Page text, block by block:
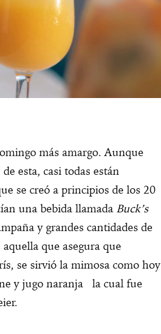
más amargo. Aunque
esta, casi todas están
se creó a principios de los 20
una bebida llamada Buck’s
y grandes cantidades de
que asegura que
se sirvió la mimosa como hoy
y jugo naranja la cual fue